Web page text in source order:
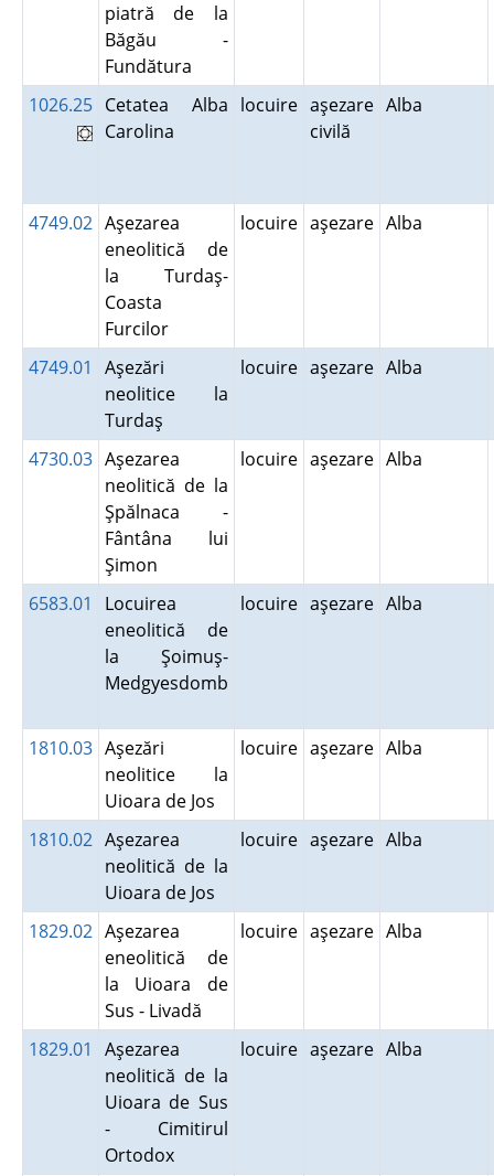
piatră de la
Băgău -
Fundătura
1026.25 Cetatea Alba
Carolina
locuire aşezare
civilă
Alba
4749.02 Aşezarea
eneolitică de
la Turdaş-
Coasta
Furcilor
locuire aşezare Alba
4749.01
Aşezări
neolitice la
Turdaş
locuire aşezare Alba
4730.03 Aşezarea
neolitică de la
Şpălnaca -
Fântâna lui
Şimon
locuire aşezare Alba
6583.01
Locuirea
eneolitică de
la Şoimuş-
Medgyesdomb
locuire aşezare Alba
1810.03 Aşezări
neolitice la
Uioara de Jos
locuire aşezare Alba
1810.02 Aşezarea
neolitică de la
Uioara de Jos
locuire aşezare Alba
1829.02 Aşezarea
eneolitică de
la Uioara de
Sus - Livadă
locuire aşezare Alba
1829.01
Aşezarea
neolitică de la
Uioara de Sus
- Cimitirul
Ortodox
locuire aşezare Alba